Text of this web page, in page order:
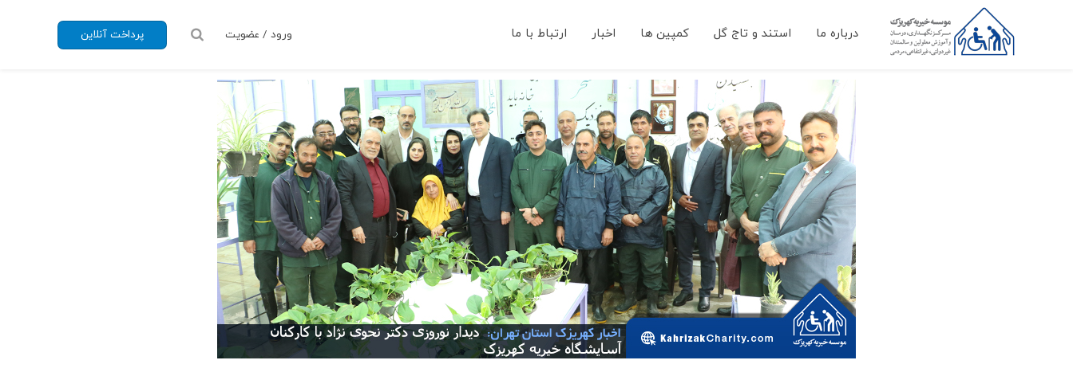
درباره ما استند و تاج گل کمپین ها اخبار ارتباط با ما پرداخت آنلاین ورود / عضویت